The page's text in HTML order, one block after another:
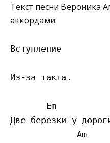
Текст песни Вероника
аккордами:
Вступление
Из-за такта.
       Em
Две березки у
Am